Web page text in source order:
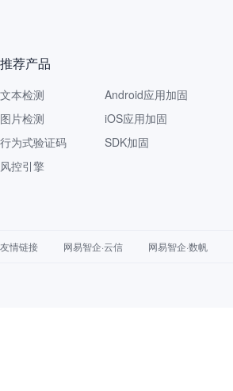
推荐产品
文本检测
图片检测
行为式验证码
风控引擎
Android应用加固
iOS应用加固
SDK加固
友情链接 网易智企·云信 网易智企·数帆